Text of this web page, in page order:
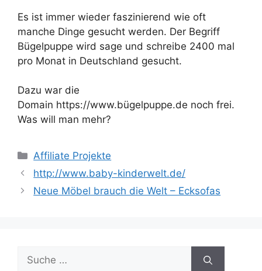
Es ist immer wieder faszinierend wie oft
manche Dinge gesucht werden. Der Begriff
Bügelpuppe wird sage und schreibe 2400 mal
pro Monat in Deutschland gesucht.
Dazu war die
Domain https://www.bügelpuppe.de noch frei.
Was will man mehr?
Kategorien
Affiliate Projekte
http://www.baby-kinderwelt.de/
Neue Möbel brauch die Welt – Ecksofas
Suche
nach: